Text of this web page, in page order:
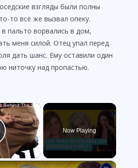
взгляды были полны
то всё же вызвал опеку.
пальто ворвались в дом,
меня силой. Отец упал перед
дать шанс. Ему оставили один
ниточку над пропастью.
×
Video
Now Playing
×